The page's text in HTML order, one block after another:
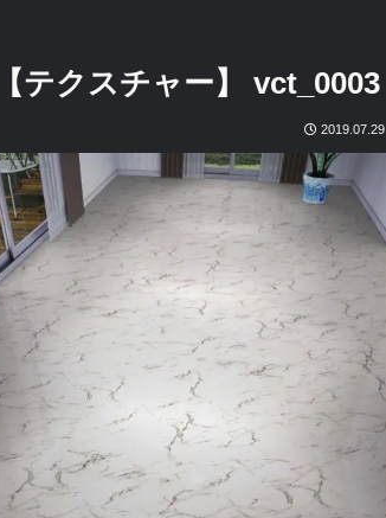
テクスチャー】 vct_0003
2019.07.29